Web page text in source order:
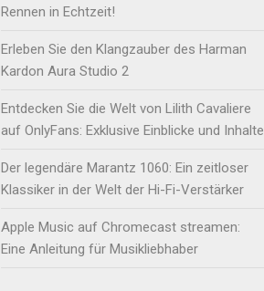
Rennen in Echtzeit!
Erleben Sie den Klangzauber des Harman
Kardon Aura Studio 2
Entdecken Sie die Welt von Lilith Cavaliere
auf OnlyFans: Exklusive Einblicke und Inhalte
Der legendäre Marantz 1060: Ein zeitloser
Klassiker in der Welt der Hi-Fi-Verstärker
Apple Music auf Chromecast streamen:
Eine Anleitung für Musikliebhaber